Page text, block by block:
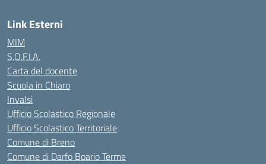
Link Esterni
MIM
S.O.F.I.A.
Carta del docente
Scuola in Chiaro
Invalsi
Ufficio Scolastico Regionale
Ufficio Scolastico Territoriale
Comune di Breno
Comune di Darfo Boario Terme